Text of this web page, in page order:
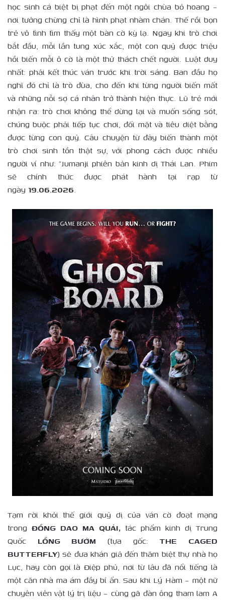
học sinh cá biệt bị phạt đến một ngôi chùa bỏ hoang –
nơi tưởng chừng chỉ là hình phạt nhàm chán. Thế rồi bọn
trẻ vô tình tìm thấy một bàn cờ kỳ lạ. Ngay khi trò chơi
bắt đầu, mỗi lần tung xúc xắc, một con quỷ được triệu
hồi biến mỗi ô cờ là một thử thách chết người. Luật duy
nhất: phải kết thúc ván trước khi trời sáng. Ban đầu họ
nghĩ đó chỉ là trò đùa, cho đến khi từng người biến mất
và những nỗi sợ cá nhân trở thành hiện thực. Lũ trẻ mới
nhận ra: trò chơi không thể dừng lại và muốn sống sót,
chúng buộc phải tiếp tục chơi, đối mặt và tiêu diệt bằng
được từng con quỷ. Câu chuyện từ đây biến thành một
trò chơi sinh tồn thật sự, với phong cách được nhiều
người ví như: “Jumanji phiên bản kinh dị Thái Lan. Phim
sẽ chính thức được phát hành tại rạp từ
ngày 19.06.2026.
Tạm rời khỏi thế giới quỷ dị của ván cờ đoạt mạng
trong ĐỒNG DAO MA QUÁI, tác phẩm kinh dị Trung
Quốc LỒNG BƯỚM (tựa gốc: THE CAGED
BUTTERFLY) sẽ đưa khán giả đến thăm biệt thự nhà họ
Lục, hay còn gọi là Điệp phủ, nơi từ lâu đã nổi tiếng là
một căn nhà ma ám đầy bí ẩn. Sau khi Lý Hàm – một nữ
chuyên viên vật lý trị liệu – cùng gã đàn ông tham lam A